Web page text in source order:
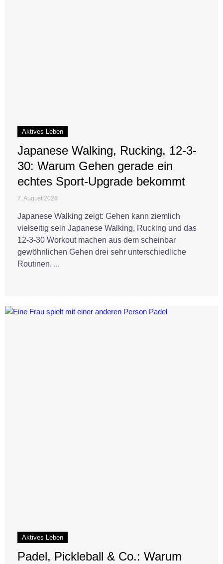
Aktives Leben
Japanese Walking, Rucking, 12-3-
30: Warum Gehen gerade ein
echtes Sport-Upgrade bekommt
7. August 2026
Japanese Walking zeigt: Gehen kann ziemlich
vielseitig sein Japanese Walking, Rucking und das
12-3-30 Workout machen aus dem scheinbar
gewöhnlichen Gehen drei sehr unterschiedliche
Routinen. ...
Aktives Leben
Padel, Pickleball & Co.: Warum